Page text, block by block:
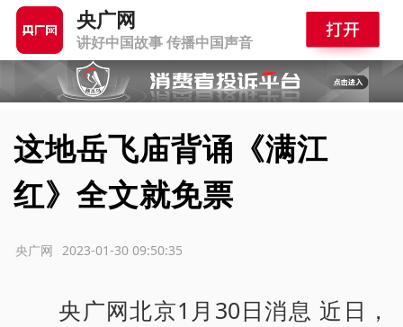
央广网
讲好中国故事 传播中国声音
这地岳飞庙背诵《满江
红》全文就免票
2023-01-30 09:50:35
央广网
央广网北京1月30日消息 近日，